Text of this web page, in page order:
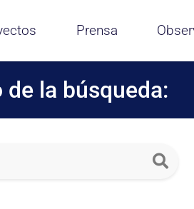
Prensa
de la búsqueda: